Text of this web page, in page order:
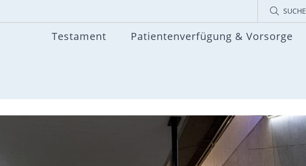
SUCHE
Testament Patientenverfügung & Vorsorge